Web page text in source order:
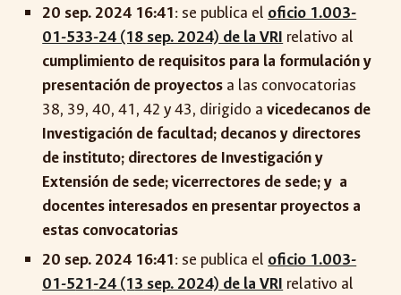
20 sep. 2024 16:41: se publica el oficio 1.003-
01-533-24 (18 sep. 2024) de la VRI relativo al
cumplimiento de requisitos para la formulación y
presentación de proyectos a las convocatorias
38, 39, 40, 41, 42 y 43, dirigido avicedecanos de
Investigación de facultad; decanos y directores
de instituto; directores de Investigación y
Extensión de sede; vicerrectores de sede; y a
docentes interesados en presentar proyectos a
estas convocatorias
20 sep. 2024 16:41: se publica el oficio 1.003-
01-521-24 (13 sep. 2024) de la VRI relativo al